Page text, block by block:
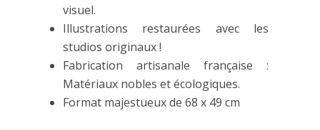
visuel.
Illustrations restaurées avec les
studios originaux !
Fabrication artisanale française :
Matériaux nobles et écologiques.
Format majestueux de 68 x 49 cm